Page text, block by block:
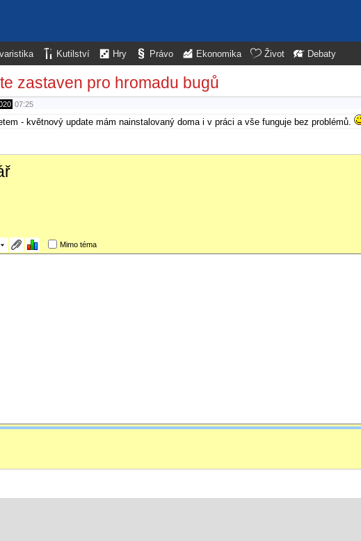
Kutilství Hry Právo Ekonomika Život Debaty
zastaven pro hromadu bugů
07:25
- květnový update mám nainstalovaný doma i v práci a vše funguje bez problémů.
Mimo téma